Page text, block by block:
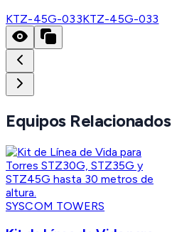
KTZ-45G-033KTZ-45G-033
Equipos Relacionados
SYSCOM TOWERS